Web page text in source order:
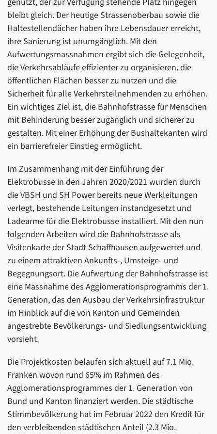
bleibt gleich. Der heutige Strassenoberbau sowie die
Haltestellendächer haben ihre Lebensdauer erreicht,
ihre Sanierung ist unumgänglich. Mit den
Aufwertungsmassnahmen ergibt sich die Gelegenheit,
die Verkehrsabläufe effizienter zu organisieren, die
öffentlichen Flächen besser zu nutzen und die
Sicherheit für alle Verkehrsteilnehmenden zu erhöhen.
Ein wichtiges Ziel ist, die Bahnhofstrasse für Menschen
mit Behinderung besser zugänglich und sicherer zu
gestalten. Mit einer Erhöhung der Bushaltekanten wird
ein barrierefreier Einstieg ermöglicht.
Im Zusammenhang mit der Einführung der
Elektrobusse in den Jahren 2020/2021 wurden durch
die VBSH und SH Power bereits neue Werkleitungen
verlegt, bestehende Leitungen instandgesetzt und
Ladearme für die Elektrobusse installiert. Mit den nun
folgenden Arbeiten wird die Bahnhofstrasse als
Visitenkarte der Stadt Schaffhausen aufgewertet und
zu einem attraktiven Ankunfts-, Umsteige- und
Begegnungsort. Die Aufwertung der Bahnhofstrasse ist
eine Massnahme des Agglomerationsprogramms der 1.
Generation, das den Ausbau der Verkehrsinfrastruktur
im Hinblick auf die von Kanton und Gemeinden
angestrebte Bevölkerungs- und Siedlungsentwicklung
vorsieht.
Die Projektkosten belaufen sich aktuell auf 7.1 Mio.
Franken wovon rund 65% im Rahmen des
Agglomerationsprogrammes der 1. Generation von
Bund und Kanton finanziert werden. Die städtische
Stimmbevölkerung hat im Februar 2022 den Kredit für
den verbleibenden städtischen Anteil (2.3 Mio.